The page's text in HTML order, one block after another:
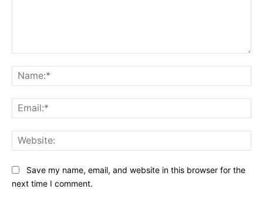
Save my name, email, and website in this browser for the
next time I comment.